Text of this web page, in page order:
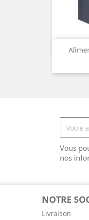
Vous
nos
NOTRE
Livraison